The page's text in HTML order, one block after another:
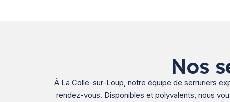
Nos
À La Colle-sur-Loup, notre équipe de serruriers
rendez-vous. Disponibles et polyvalents, nous